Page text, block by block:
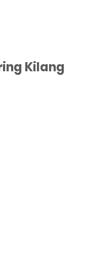
Kilang